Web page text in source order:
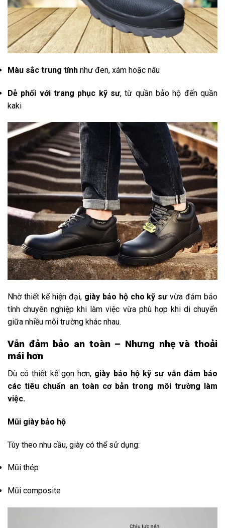
Màu sắc trung tính như đen, xám hoặc nâu
Dễ phối vớitrang phục kỹ sư,từ quầnbảohộ đếnquần
kaki
Nhờ thiết kế hiện đại, giày bảo hộ cho kỹ sư vừađảmbảo
tínhchuyênnghiệpkhi làmviệc vừa phù hợp khi dichuyển
giữa nhiều môi trường khác nhau.
Vẫn đảm bảo an toàn – Nhưng nhẹ và thoải
mái hơn
Dù có thiết kế gọn hơn, giày bảo hộ kỹ sư vẫn đảm bảo
các tiêu chuẩn an toàn cơ bản trong môi trường làm
việc.
Mũi giày bảo hộ
Tùy theo nhu cầu, giày có thể sử dụng:
Mũi thép
Mũi composite